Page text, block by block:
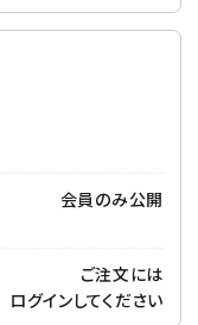
会員のみ公開
ご注文には
ログインしてください